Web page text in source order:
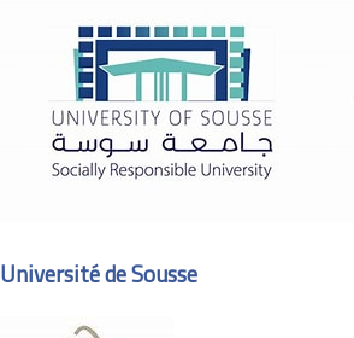
Université de Sousse